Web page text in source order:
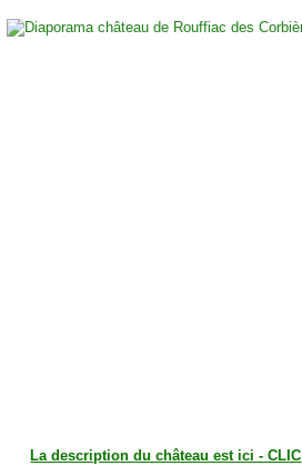
La description du château est ici - CLIC